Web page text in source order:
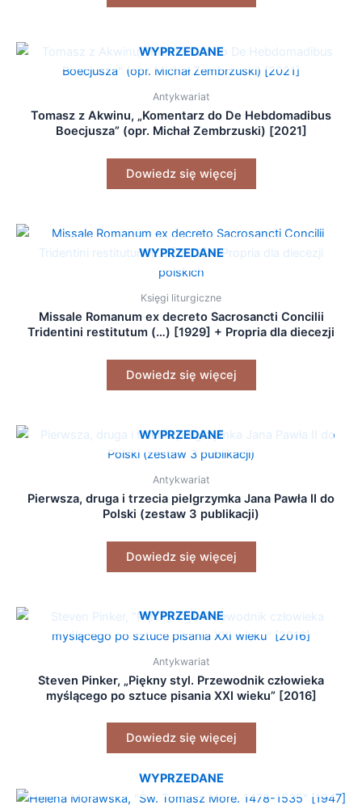
WYPRZEDANE
Antykwariat
Tomasz z Akwinu, „Komentarz do De Hebdomadibus
Boecjusza” (opr. Michał Zembrzuski) [2021]
Dowiedz się więcej
WYPRZEDANE
Księgi liturgiczne
Missale Romanum ex decreto Sacrosancti Concilii
Tridentini restitutum (…) [1929] + Propria dla diecezji
Dowiedz się więcej
WYPRZEDANE
Antykwariat
Pierwsza, druga i trzecia pielgrzymka Jana Pawła II do
Polski (zestaw 3 publikacji)
Dowiedz się więcej
WYPRZEDANE
Antykwariat
Steven Pinker, „Piękny styl. Przewodnik człowieka
myślącego po sztuce pisania XXI wieku” [2016]
Dowiedz się więcej
WYPRZEDANE